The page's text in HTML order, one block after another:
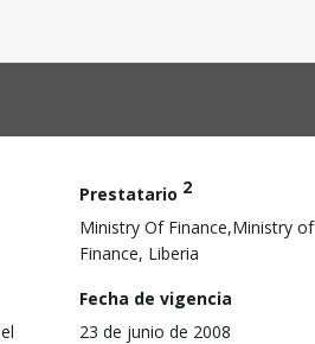
Prestatario 2
Ministry Of Finance,Ministry of
Finance, Liberia
Fecha de vigencia
23 de junio de 2008